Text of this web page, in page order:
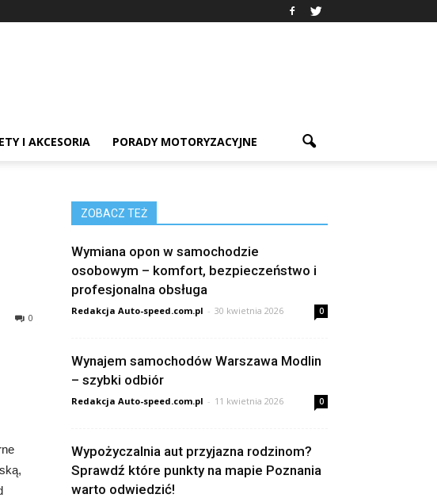
I AKCESORIA PORADY MOTORYZACYJNE
0
ZOBACZ TEŻ
Wymiana opon w samochodzie
osobowym – komfort, bezpieczeństwo i
profesjonalna obsługa
Redakcja Auto-speed.com.pl - 30 kwietnia 2026 0
Wynajem samochodów Warszawa Modlin
– szybki odbiór
Redakcja Auto-speed.com.pl - 11 kwietnia 2026 0
Wypożyczalnia aut przyjazna rodzinom?
Sprawdź które punkty na mapie Poznania
warto odwiedzić!